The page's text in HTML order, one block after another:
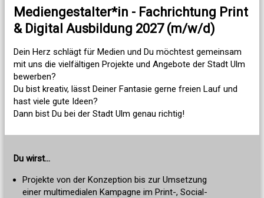
Mediengestalter*in - Fachrichtung Print
& Digital Ausbildung 2027 (m/w/d)
Dein Herz schlägt für Medien und Du möchtest gemeinsam
mit uns die vielfältigen Projekte und Angebote der Stadt Ulm
bewerben?
Du bist kreativ, lässt Deiner Fantasie gerne freien Lauf und
hast viele gute Ideen?
Dann bist Du bei der Stadt Ulm genau richtig!
Du wirst...
Projekte von der Konzeption bis zur Umsetzung
einer multimedialen Kampagne im Print-, Social-